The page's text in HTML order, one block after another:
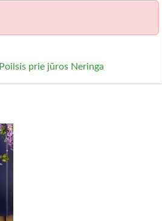
Poilsis prie jūros Neringa